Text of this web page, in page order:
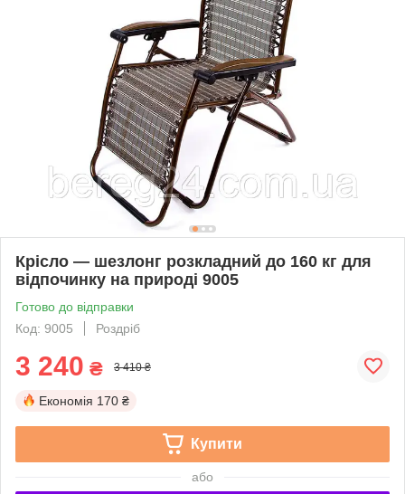
Крісло — шезлонг розкладний до 160 кг для
відпочинку на природі 9005
Готово до відправки
Код: 9005
Роздріб
3 240 ₴ 3 410 ₴
Економія 170 ₴
Купити
або